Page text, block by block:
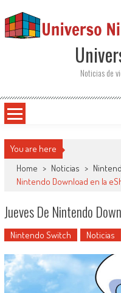
Noticias de
You are here
Home > Noticias >
Nintendo Download en la
Jueves De Nintendo
Nintendo Switch Noticias